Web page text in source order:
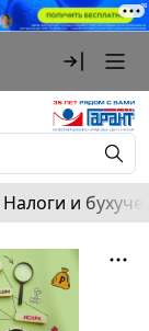
Налоги и